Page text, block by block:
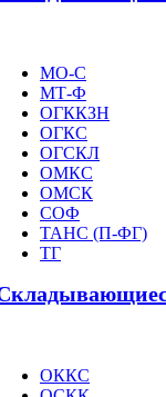
МО-С
МТ-Ф
ОГККЗН
ОГКС
ОГСКЛ
ОМКС
ОМСК
СОФ
ТАНС (П-ФГ)
ТГ
ОККС